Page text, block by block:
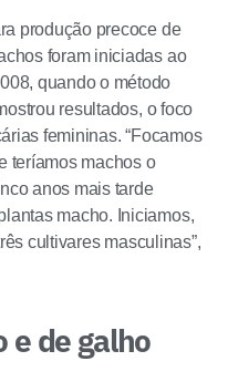
produção precoce de
foram iniciadas ao
quando o método
resultados, o foco
femininas. “Focamos
teríamos machos o
anos mais tarde
macho. Iniciamos,
cultivares masculinas”,
e de galho